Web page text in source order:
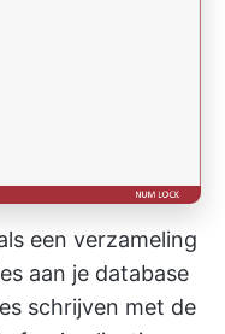
een verzameling
aan je database
schrijven met de